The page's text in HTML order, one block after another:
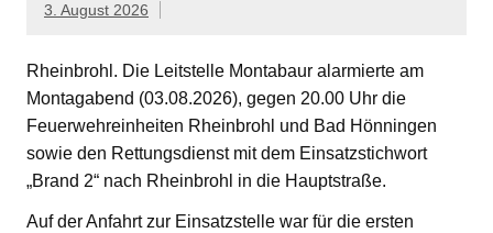
3. August 2026
Rheinbrohl. Die Leitstelle Montabaur alarmierte am
Montagabend (03.08.2026), gegen 20.00 Uhr die
Feuerwehreinheiten Rheinbrohl und Bad Hönningen
sowie den Rettungsdienst mit dem Einsatzstichwort
„Brand 2“ nach Rheinbrohl in die Hauptstraße.
Auf der Anfahrt zur Einsatzstelle war für die ersten